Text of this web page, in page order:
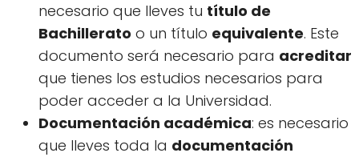
necesario que lleves tu título de
Bachillerato o un título equivalente. Este
documento será necesario para acreditar
que tienes los estudios necesarios para
poder acceder a la Universidad.
Documentación académica: es necesario
que lleves toda la documentación